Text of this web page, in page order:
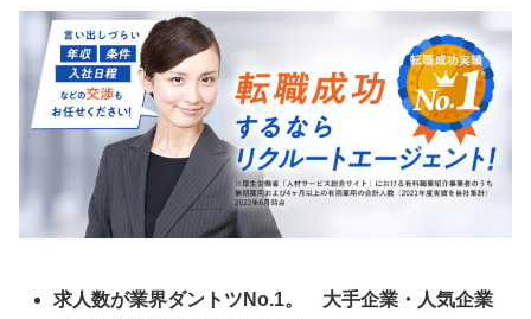
求人数が業界ダントツNo.1。 大手企業・人気企業